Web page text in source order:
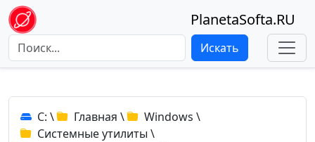
PlanetaSofta.RU
Искать
C: \ Главная \ Windows \
Системные утилиты \